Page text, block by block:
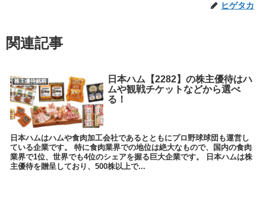
ヒゲタカ
関連記事
株主優待銘柄
日本ハム【2282】の株主優待はハ
ムや観戦チケットなどから選べ
る！
日本ハムはハムや食肉加工会社であるとともにプロ野球球団も運営し
ている企業です。 特に食肉業界での地位は絶大なもので、国内の食肉
業界で1位、世界でも4位のシェアを握る巨大企業です。 日本ハムは株
主優待を贈呈しており、500株以上で...